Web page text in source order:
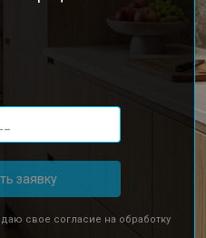
заявку
свое согласие на обработку